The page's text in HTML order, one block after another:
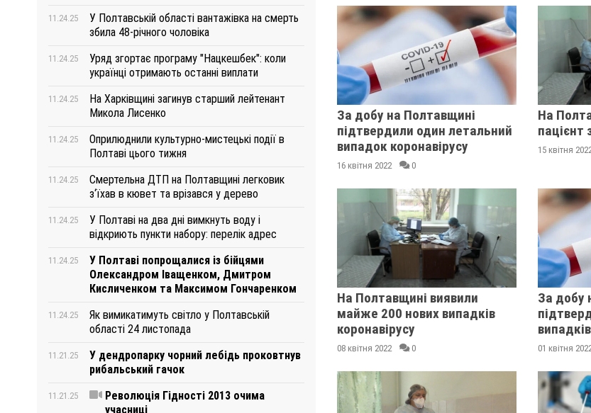
11.24.25
У Полтавській області вантажівка на смерть
збила 48-річного чоловіка
11.24.25
Уряд згортає програму "Нацкешбек": коли
українці отримають останні виплати
11.24.25
На Харківщині загинув старший лейтенант
Микола Лисенко
11.24.25
Оприлюднили культурно-мистецькі події в
Полтаві цього тижня
11.24.25
Смертельна ДТП на Полтавщині легковик
з‘їхав в кювет та врізався у дерево
11.24.25
У Полтаві на два дні вимкнуть воду і
відкриють пункти набору: перелік адрес
11.24.25
У Полтаві попрощалися із бійцями
Олександром Іващенком, Дмитром
Кисличенком та Максимом Гончаренком
11.24.25
Як вимикатимуть світло у Полтавській
області 24 листопада
11.21.25
У дендропарку чорний лебідь проковтнув
рибальський гачок
11.21.25
Революція Гідності 2013 очима
учасниці
За добу на Полтавщині
підтвердили один летальний
випадок коронавірусу
16 квітня 2022 0
На
пацієнт
15 квітня
На Полтавщині виявили
майже 200 нових випадків
коронавірусу
08 квітня 2022 0
За добу
01 квітня